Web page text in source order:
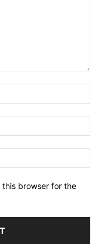
this browser for the